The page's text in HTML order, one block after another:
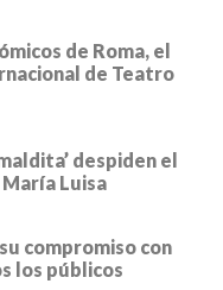
de Roma, el
de Teatro
despiden el
Luisa
compromiso con
los públicos